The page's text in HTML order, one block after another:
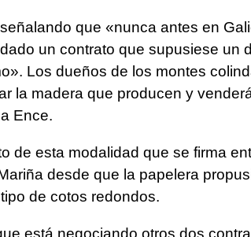
que «nunca antes en
un contrato que supusiese un
Los dueños de los montes
la madera que producen y
Ence.
de esta modalidad que se firma
desde que la papelera
de cotos redondos.
está negociando otros dos